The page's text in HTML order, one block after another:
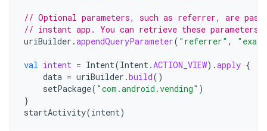
// Optional parameters, such as referrer, are
// instant app. You can retrieve these
uriBuilder .appendQueryParameter( "referrer" ,
val intent = Intent(Intent.ACTION_VIEW).apply {
data = uriBuilder .build()
setPackage( "com.android.vending" )
}
startActivity(intent)